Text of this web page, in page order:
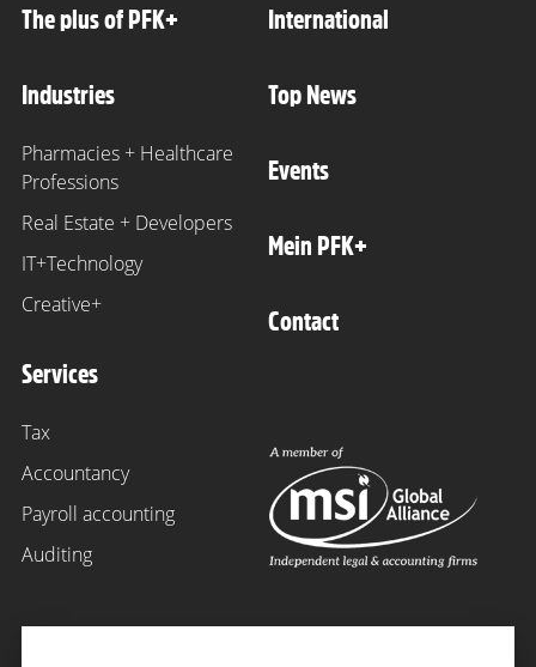
The plus of PFK+
Industries
Pharmacies + Healthcare
Professions
Real Estate + Developers
IT+Technology
Creative+
Services
Tax
Accountancy
Payroll accounting
Auditing
International
Top News
Events
Mein PFK+
Contact